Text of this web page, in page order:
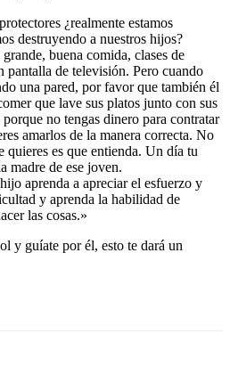
¿realmente estamos
destruyendo a nuestros hijos?
buena comida, clases de
pantalla de televisión. Pero cuando
una pared, por favor que también él
que lave sus platos junto con sus
no tengas dinero para contratar
amarlos de la manera correcta. No
quieres es que entienda. Un día tu
madre de ese joven.
aprenda a apreciar el esfuerzo y
y aprenda la habilidad de
las cosas.»
guíate por él, esto te dará un